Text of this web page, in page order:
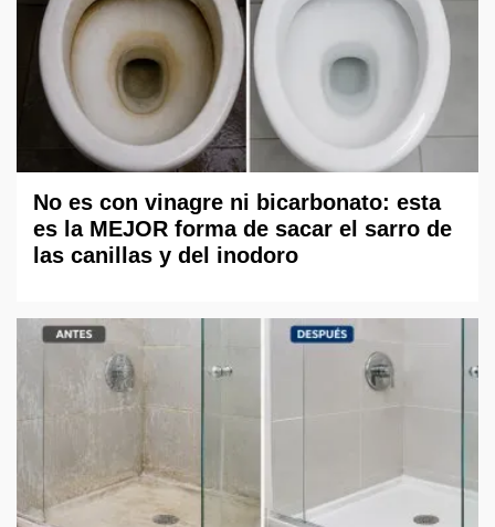
No es con vinagre ni bicarbonato: esta
es la MEJOR forma de sacar el sarro de
las canillas y del inodoro